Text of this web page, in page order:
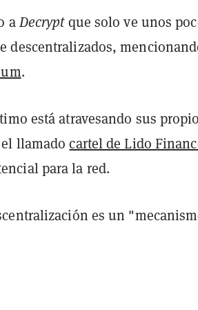
aDecryptque solo ve unos
descentralizados,
.
está atravesando sus
el llamadocartel de Lido
para la red.
es un